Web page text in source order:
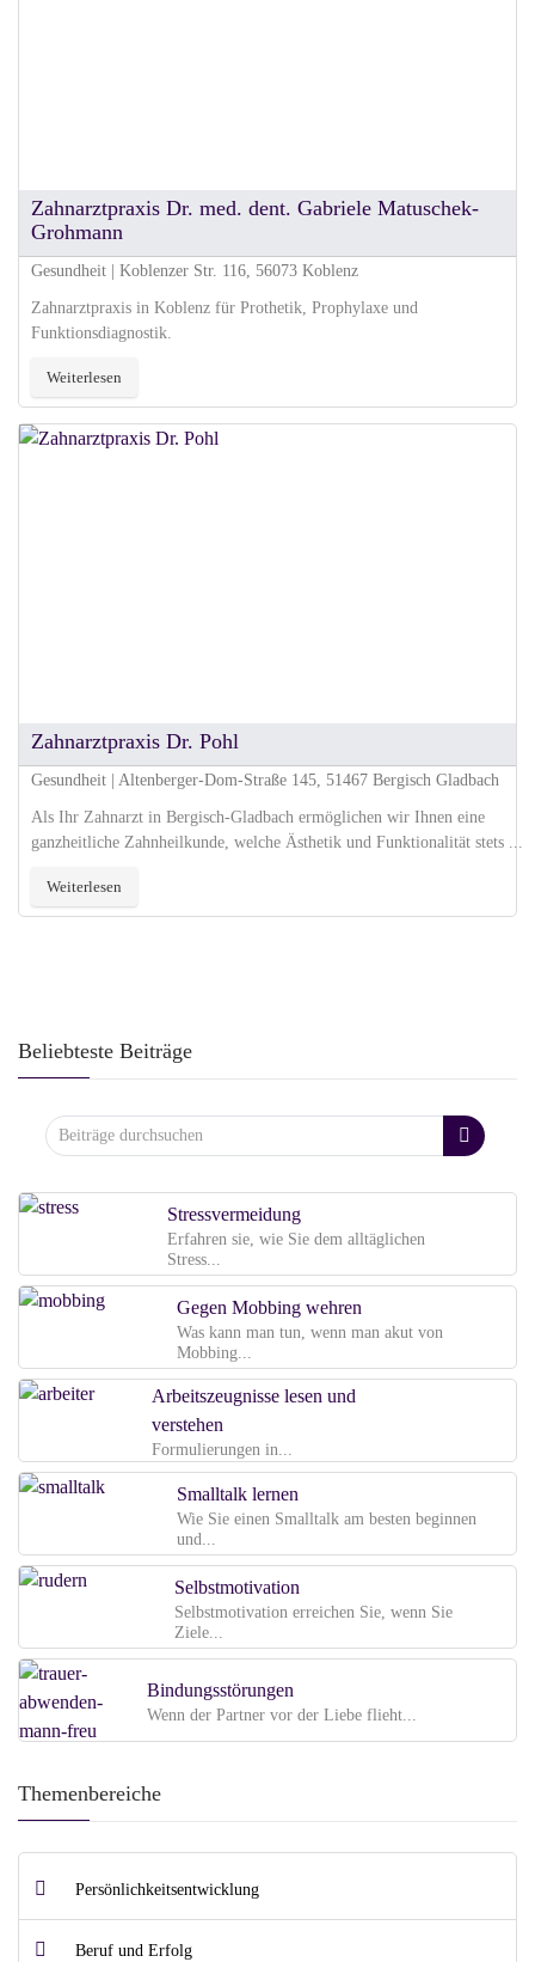
Zahnarztpraxis Dr. med. dent. Gabriele Matuschek-
Grohmann
Gesundheit | Koblenzer Str. 116, 56073 Koblenz
Zahnarztpraxis in Koblenz für Prothetik, Prophylaxe und
Funktionsdiagnostik.
Weiterlesen
Zahnarztpraxis Dr. Pohl
Gesundheit | Altenberger-Dom-Straße 145, 51467 Bergisch Gladbach
Als Ihr Zahnarzt in Bergisch-Gladbach ermöglichen wir Ihnen eine
ganzheitliche Zahnheilkunde, welche Ästhetik und Funktionalität stets ...
Weiterlesen
Beliebteste Beiträge
Stressvermeidung
Erfahren sie, wie Sie dem alltäglichen
Stress...
Gegen Mobbing wehren
Was kann man tun, wenn man akut von
Mobbing...
Arbeitszeugnisse lesen und
verstehen
Formulierungen in...
Smalltalk lernen
Wie Sie einen Smalltalk am besten beginnen
und...
Selbstmotivation
Selbstmotivation erreichen Sie, wenn Sie
Ziele...
Bindungsstörungen
Wenn der Partner vor der Liebe flieht...
Themenbereiche
Persönlichkeitsentwicklung
Beruf und Erfolg